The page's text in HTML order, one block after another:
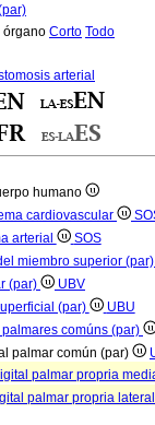
órgano Corto Todo
arterial
humano
cardiovascular
arterial
SOS
miembro superior
(par)
UBV
(par)
UBU
comúns (par)
palmar común (par)
palmar propria
palmar propria